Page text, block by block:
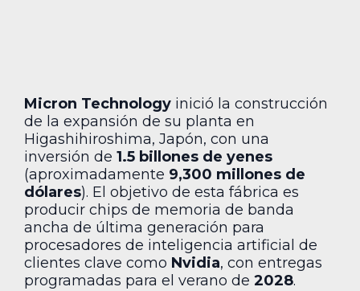
Micron Technology inició la construcción
de la expansión de su planta en
Higashihiroshima, Japón, con una
inversión de 1.5 billones de yenes
(aproximadamente 9,300 millones de
dólares). El objetivo de esta fábrica es
producir chips de memoria de banda
ancha de última generación para
procesadores de inteligencia artificial de
clientes clave como Nvidia, con entregas
programadas para el verano de 2028.